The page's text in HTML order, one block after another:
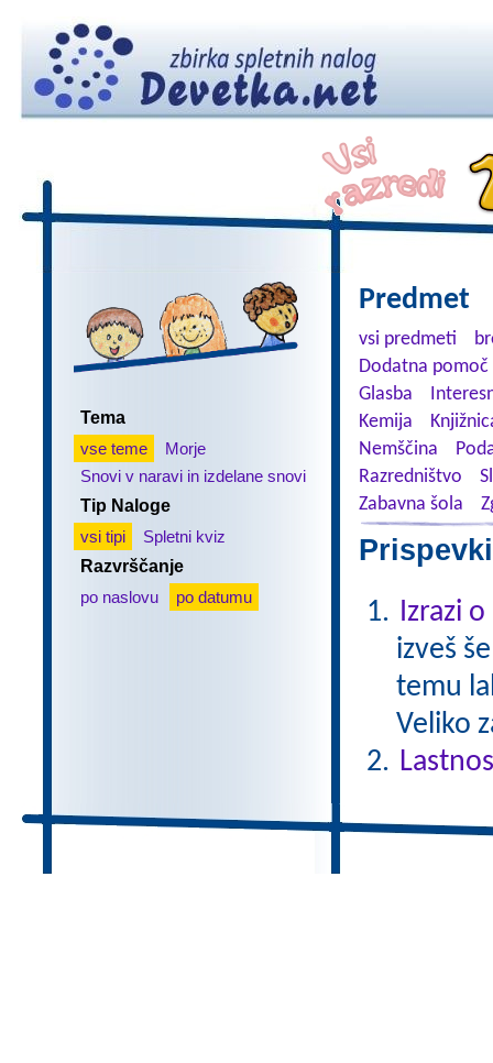
Tema
vse teme
Morje
Snovi v naravi in izdelane snovi
Tip Naloge
vsi tipi
Spletni kviz
Razvrščanje
po naslovu
po datumu
Predmet
vsi predmeti
Dodatna
Glasba
Kemija
Nemščina
Razredništvo
Zabavna šola
Izrazi
izveš
temu
Veliko